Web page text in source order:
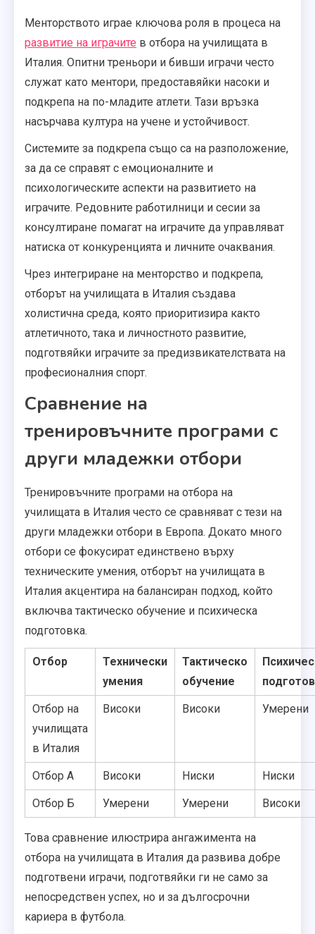
Менторството играе ключова роля в процеса на
развитие на играчите в отбора на училищата в
Италия. Опитни треньори и бивши играчи често
служат като ментори, предоставяйки насоки и
подкрепа на по-младите атлети. Тази връзка
насърчава култура на учене и устойчивост.
Системите за подкрепа също са на разположение,
за да се справят с емоционалните и
психологическите аспекти на развитието на
играчите. Редовните работилници и сесии за
консултиране помагат на играчите да управляват
натиска от конкуренцията и личните очаквания.
Чрез интегриране на менторство и подкрепа,
отборът на училищата в Италия създава
холистична среда, която приоритизира както
атлетичното, така и личностното развитие,
подготвяйки играчите за предизвикателствата на
професионалния спорт.
Сравнение на
тренировъчните програми с
други младежки отбори
Тренировъчните програми на отбора на
училищата в Италия често се сравняват с тези на
други младежки отбори в Европа. Докато много
отбори се фокусират единствено върху
техническите умения, отборът на училищата в
Италия акцентира на балансиран подход, който
включва тактическо обучение и психическа
подготовка.
Отбор
Технически
умения
Тактическо
обучение
Отбор на
училищата
в Италия
Високи Високи Умерени
Отбор А Високи Ниски Ниски
Отбор Б Умерени Умерени Високи
Това сравнение илюстрира ангажимента на
отбора на училищата в Италия да развива добре
подготвени играчи, подготвяйки ги не само за
непосредствен успех, но и за дългосрочни
кариера в футбола.